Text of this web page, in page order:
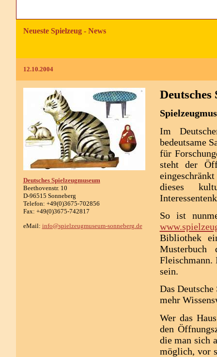
Neueste Spielzeug - News
12.10.2004
Deutsches Spielzeugmuseum
Beethovenstr. 10
D-96515 Sonneberg
Telefon: +49(0)3675-702856
Fax: +49(0)3675-742817
eMail: info@spielzeugmuseum-sonneberg.de
Deutsches
Im
bedeutsame
für
steht der
dieses
So ist
Bibliothek
Musterbuch
Fleischmann.
sein.
Das
mehr
Wer das
den
die man sich
möglich, vor